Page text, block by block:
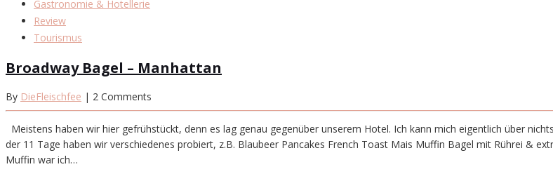
Gastronomie & Hotellerie
Review
Tourismus
Broadway Bagel – Manhattan
By DieFleischfee | 2 Comments
Meistens haben wir hier gefrühstückt, denn es lag genau gegenüber unserem Hotel. Ich kann mich eigentlich über
der 11 Tage haben wir verschiedenes probiert, z.B. Blaubeer Pancakes French Toast Mais Muffin Bagel mit Rührei &
Muffin war ich…